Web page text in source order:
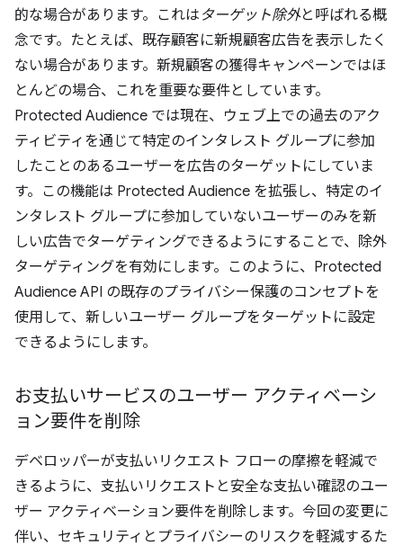
的な場合があります。これは ターゲット除外と呼ばれる概
念です。たとえば、既存顧客に新規顧客広告を表示したく
ない場合があります。新規顧客の獲得キャンペーンではほ
とんどの場合、これを重要な要件としています。
Protected Audience では現在、ウェブ上での過去のアク
ティビティを通じて特定のインタレスト グループに参加
したことのあるユーザーを広告のターゲットにしていま
す。この機能は Protected Audience を拡張し、特定のイ
ンタレスト グループに参加していないユーザーのみを新
しい広告でターゲティングできるようにすることで、除外
ターゲティングを有効にします。このように、Protected
Audience API の既存のプライバシー保護のコンセプトを
使用して、新しいユーザー グループをターゲットに設定
できるようにします。
お支払いサービスのユーザー アクティベーシ
ョン要件を削除
デベロッパーが支払いリクエスト フローの摩擦を軽減で
きるように、支払いリクエストと安全な支払い確認のユー
ザー アクティベーション要件を削除します。今回の変更に
伴い、セキュリティとプライバシーのリスクを軽減するた